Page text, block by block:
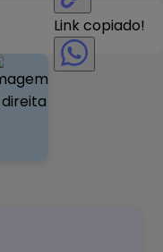
Link copiado!